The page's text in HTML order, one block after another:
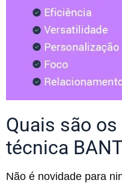
Quais são
técnica
Não é novidade para